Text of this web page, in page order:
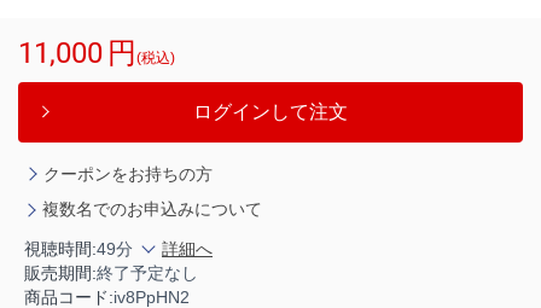
11,000 円 (税込)
ログインして注文
クーポンをお持ちの方
複数名でのお申込みについて
視聴時間:49分
詳細へ
販売期間:終了予定なし
商品コード:iv8PpHN2